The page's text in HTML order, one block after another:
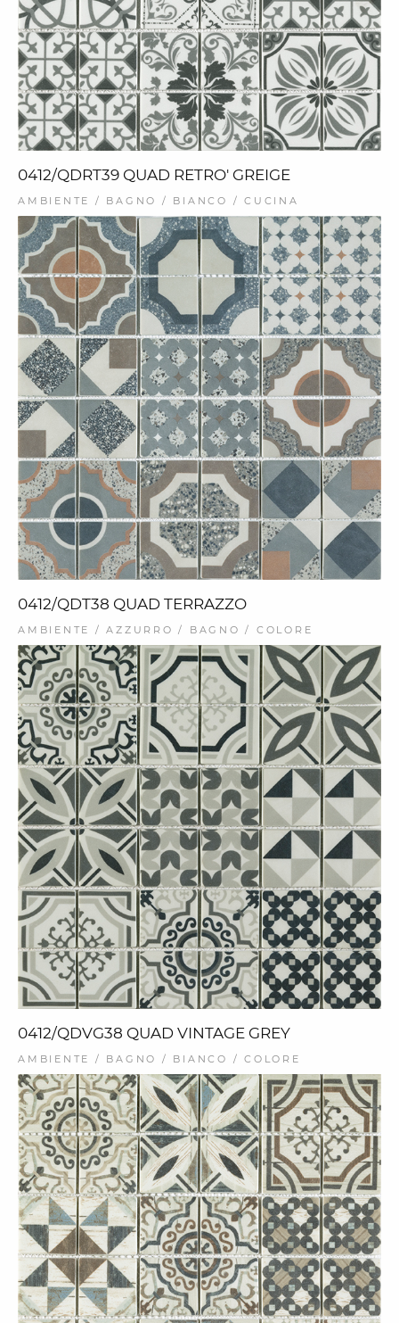
0412/QDRT39 QUAD RETRO' GREIGE
AMBIENTE / BAGNO / BIANCO / CUCINA
0412/QDT38 QUAD TERRAZZO
AMBIENTE / AZZURRO / BAGNO / COLORE
0412/QDVG38 QUAD VINTAGE GREY
AMBIENTE / BAGNO / BIANCO / COLORE